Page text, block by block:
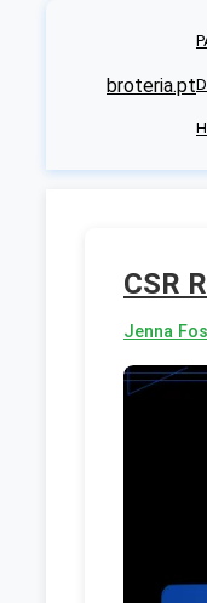
broteria.pt
CSR
Jenna